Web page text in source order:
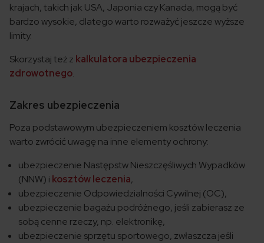
krajach, takich jak USA, Japonia czy Kanada, mogą być
bardzo wysokie, dlatego warto rozważyć jeszcze wyższe
limity.
Skorzystaj też z kalkulatora ubezpieczenia
zdrowotnego.
Zakres ubezpieczenia
Poza podstawowym ubezpieczeniem kosztów leczenia
warto zwrócić uwagę na inne elementy ochrony:
ubezpieczenie Następstw Nieszczęśliwych Wypadków
(NNW) i kosztów leczenia,
ubezpieczenie Odpowiedzialności Cywilnej (OC),
ubezpieczenie bagażu podróżnego, jeśli zabierasz ze
sobą cenne rzeczy, np. elektronikę,
ubezpieczenie sprzętu sportowego, zwłaszcza jeśli